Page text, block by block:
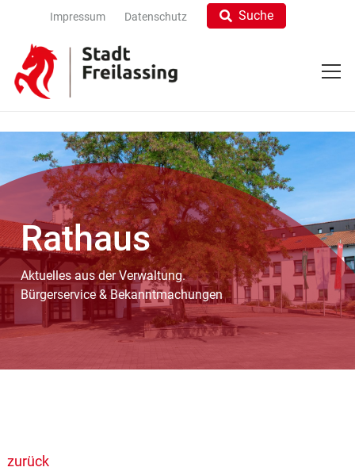
Impressum Datenschutz Suche
Rathaus
Aktuelles aus der Verwaltung.
Bürgerservice & Bekanntmachungen
zurück